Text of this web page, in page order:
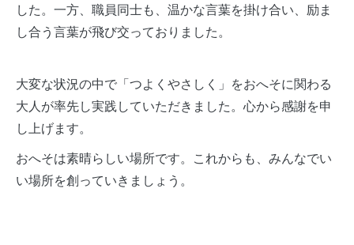
した。一方、職員同士も、温かな言葉を掛け合い、励ま
し合う言葉が飛び交っておりました。
大変な状況の中で「つよくやさしく」をおへそに関わる
大人が率先し実践していただきました。心から感謝を申
し上げます。
おへそは素晴らしい場所です。これからも、みんなでい
い場所を創っていきましょう。